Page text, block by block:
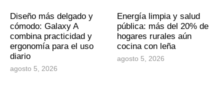
Diseño más delgado y
cómodo: Galaxy A
combina practicidad y
ergonomía para el uso
diario
agosto 5, 2026
Energía limpia y salud
pública: más del 20% de
hogares rurales aún
cocina con leña
agosto 5, 2026